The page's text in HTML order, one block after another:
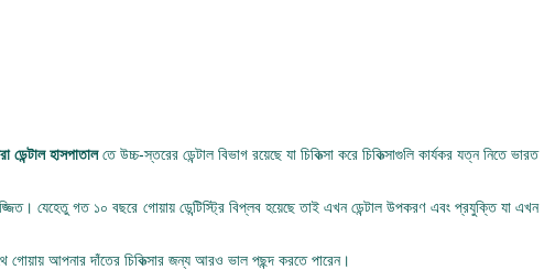
ডেন্টাল হাসপাতালতে উচ্চ-স্তরের ডেন্টাল বিভাগ রয়েছে যা চিকিত্সা করে চিকিত্সাগুলি কার্যকর যত্ন নিতে ভারত
যেহেতু গত ১০ বছরে গোয়ায় ডেন্টিস্ট্রি বিপ্লব হয়েছে তাই এখন ডেন্টাল উপকরণ এবং প্রযুক্তি যা এখন
আপনার দাঁতের চিকিত্সার জন্য আরও ভাল পছন্দ করতে পারেন।